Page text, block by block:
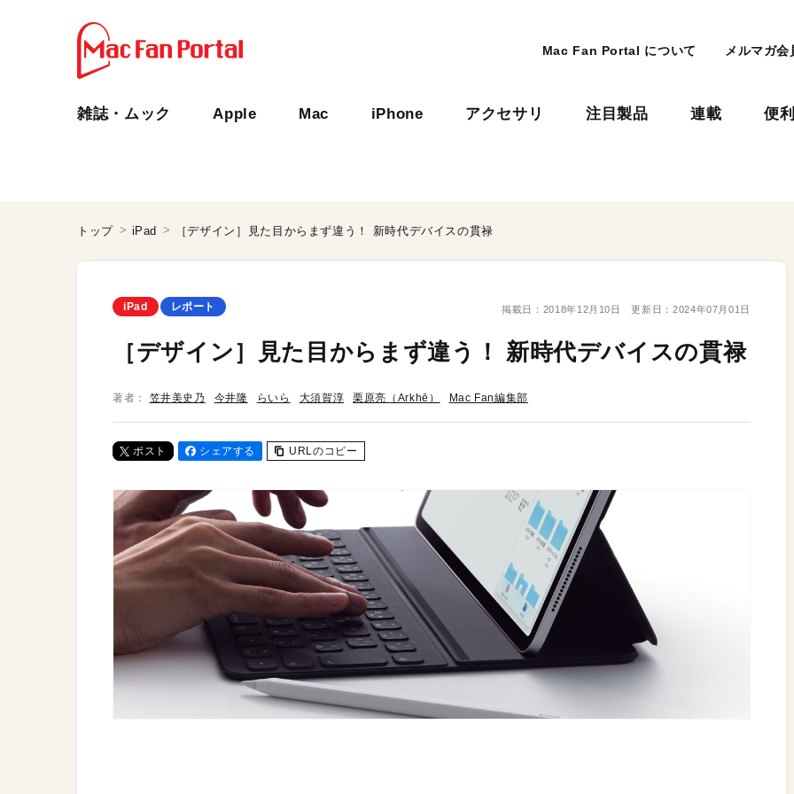
Mac Fan Portal について メルマガ会
雑誌・ムック Apple Mac iPhone アクセサリ 注目製品 連載 便
トップ iPad ［デザイン］見た目からまず違う！ 新時代デバイスの貫禄
iPad レポート 掲載日： 2018年12月10日 更新日： 2024年07月01日
［デザイン］見た目からまず違う！ 新時代デバイスの貫禄
著者： 笠井美史乃 今井隆 らいら 大須賀淳 栗原亮（Arkhē） Mac Fan編集部
ポスト シェアする URLのコピー